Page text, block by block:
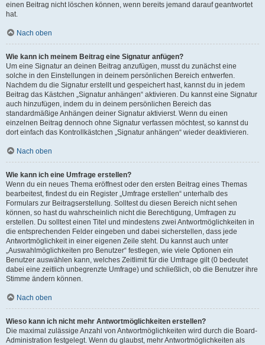
einen Beitrag nicht löschen können, wenn bereits jemand darauf geantwortet
hat.
Nach oben
Wie kann ich meinem Beitrag eine Signatur anfügen?
Um eine Signatur an deinen Beitrag anzufügen, musst du zunächst eine
solche in den Einstellungen in deinem persönlichen Bereich entwerfen.
Nachdem du die Signatur erstellt und gespeichert hast, kannst du in jedem
Beitrag das Kästchen „Signatur anhängen“ aktivieren. Du kannst eine Signatur
auch hinzufügen, indem du in deinem persönlichen Bereich das
standardmäßige Anhängen deiner Signatur aktivierst. Wenn du einen
einzelnen Beitrag dennoch ohne Signatur verfassen möchtest, so kannst du
dort einfach das Kontrollkästchen „Signatur anhängen“ wieder deaktivieren.
Nach oben
Wie kann ich eine Umfrage erstellen?
Wenn du ein neues Thema eröffnest oder den ersten Beitrag eines Themas
bearbeitest, findest du ein Register „Umfrage erstellen“ unterhalb des
Formulars zur Beitragserstellung. Solltest du diesen Bereich nicht sehen
können, so hast du wahrscheinlich nicht die Berechtigung, Umfragen zu
erstellen. Du solltest einen Titel und mindestens zwei Antwortmöglichkeiten in
die entsprechenden Felder eingeben und dabei sicherstellen, dass jede
Antwortmöglichkeit in einer eigenen Zeile steht. Du kannst auch unter
„Auswahlmöglichkeiten pro Benutzer“ festlegen, wie viele Optionen ein
Benutzer auswählen kann, welches Zeitlimit für die Umfrage gilt (0 bedeutet
dabei eine zeitlich unbegrenzte Umfrage) und schließlich, ob die Benutzer ihre
Stimme ändern können.
Nach oben
Wieso kann ich nicht mehr Antwortmöglichkeiten erstellen?
Die maximal zulässige Anzahl von Antwortmöglichkeiten wird durch die Board-
Administration festgelegt. Wenn du glaubst, mehr Antwortmöglichkeiten als